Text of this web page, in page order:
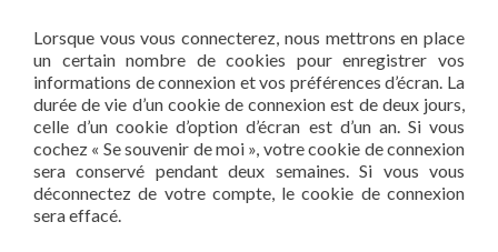
Lorsque vous vous connecterez, nous mettrons en place
un certain nombre de cookies pour enregistrer vos
informations de connexion et vos préférences d’écran. La
durée de vie d’un cookie de connexion est de deux jours,
celle d’un cookie d’option d’écran est d’un an. Si vous
cochez « Se souvenir de moi », votre cookie de connexion
sera conservé pendant deux semaines. Si vous vous
déconnectez de votre compte, le cookie de connexion
sera effacé.